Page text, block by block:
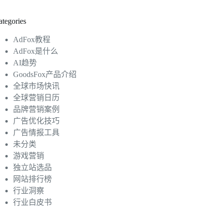
AdFox教程
AdFox是什么
AI趋势
GoodsFox产品介绍
全球市场快讯
全球营销日历
品牌营销案例
广告优化技巧
广告情报工具
未分类
游戏营销
独立站选品
网站排行榜
行业洞察
行业白皮书